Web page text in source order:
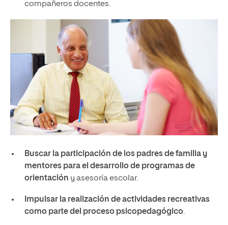
compañeros docentes.
Buscar la participación de los padres de familia y
mentores para el desarrollo de programas de
orientación y asesoría escolar.
Impulsar la realización de actividades recreativas
como parte del proceso psicopedagógico.